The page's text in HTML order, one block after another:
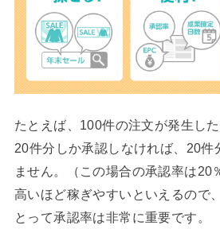
たとえば、100件の注文が発生し
20件分しか承認しなければ、20件
ません。（この場合の承認率は20
高いほど稼ぎやすいといえるので
とって承認率は非常に重要です。